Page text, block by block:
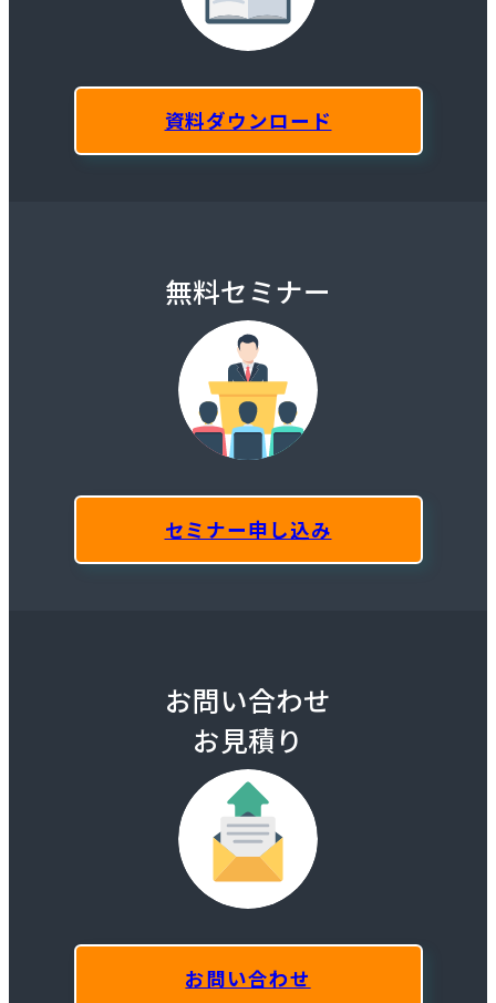
資料ダウンロード
無料セミナー
セミナー申し込み
お問い合わせ
お見積り
お問い合わせ